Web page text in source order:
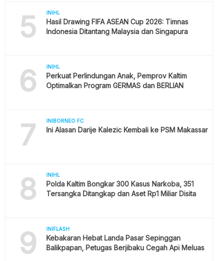
5 INIHL
Hasil Drawing FIFA ASEAN Cup 2026: Timnas
Indonesia Ditantang Malaysia dan Singapura
6 INIHL
Perkuat Perlindungan Anak, Pemprov Kaltim
Optimalkan Program GERMAS dan BERLIAN
7 INIBORNEO FC
Ini Alasan Darije Kalezic Kembali ke PSM Makassar
8 INIHL
Polda Kaltim Bongkar 300 Kasus Narkoba, 351
Tersangka Ditangkap dan Aset Rp1 Miliar Disita
9 INIFLASH
Kebakaran Hebat Landa Pasar Sepinggan
Balikpapan, Petugas Berjibaku Cegah Api Meluas